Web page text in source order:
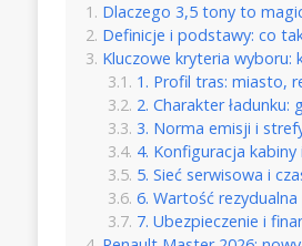
Dlaczego 3,5 tony to
Definicje i podstawy: co
Kluczowe kryteria wyboru:
1. Profil tras: miasto,
2. Charakter
3. Norma emisji i
4. Konfiguracja
5. Sieć serwisowa i
6. Wartość
7. Ubezpieczenie i